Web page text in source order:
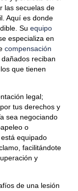
las secuelas de
Aquí es donde
Su equipo
especializa en
compensación
reciban
que tienen
legal;
tus derechos y
sea negociando
o
equipado
facilitándote
y
de una lesión